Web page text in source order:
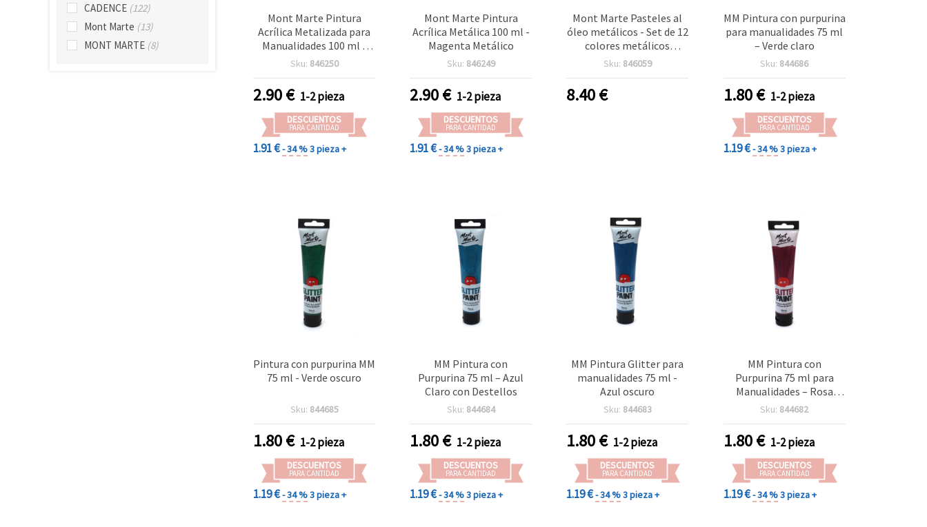
CADENCE (122)
Mont Marte (13)
MONT MARTE (8)
Mont Marte Pintura
Acrílica Metalizada para
Manualidades 100 ml -
Púrpura Violeta
Sku: 846250
2.90€ 1-2 pieza
DESCUENTOS
PARA CANTIDAD
1.91 €- 34 %3 pieza +
Mont Marte Pintura
Acrílica Metálica 100 ml -
Magenta Metálico
Sku: 846249
2.90€ 1-2 pieza
DESCUENTOS
PARA CANTIDAD
1.91 €- 34 %3 pieza +
Mont Marte Pasteles al
óleo metálicos - Set de 12
colores metálicos
surtidos
Sku: 846059
8.40€
MM Pintura con purpurina
para manualidades 75 ml
– Verde claro
Sku: 844686
1.80€ 1-2 pieza
DESCUENTOS
PARA CANTIDAD
1.19 €- 34 %3 pieza +
Pintura con purpurina MM
75 ml - Verde oscuro
Sku: 844685
1.80€ 1-2 pieza
DESCUENTOS
PARA CANTIDAD
1.19 €- 34 %3 pieza +
MM Pintura con
Purpurina 75 ml – Azul
Claro con Destellos
Sku: 844684
1.80€ 1-2 pieza
DESCUENTOS
PARA CANTIDAD
1.19 €- 34 %3 pieza +
MM Pintura Glitter para
manualidades 75 ml -
Azul oscuro
Sku: 844683
1.80€ 1-2 pieza
DESCUENTOS
PARA CANTIDAD
1.19 €- 34 %3 pieza +
MM Pintura con
Purpurina 75 ml para
Manualidades – Rosa
Fucsia
Sku: 844682
1.80€ 1-2 pieza
DESCUENTOS
PARA CANTIDAD
1.19 €- 34 %3 pieza +